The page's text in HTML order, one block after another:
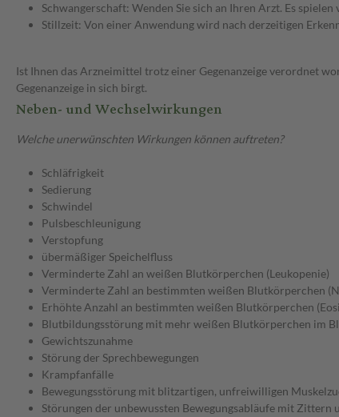
Schwangerschaft: Wenden Sie sich an Ihren Arzt. Es
Stillzeit: Von einer Anwendung wird nach derzeitigen
Ist Ihnen das Arzneimittel trotz einer Gegenanzeige verordnet
Gegenanzeige in sich birgt.
Neben- und Wechselwirkungen
Welche unerwünschten Wirkungen können auftreten?
Schläfrigkeit
Sedierung
Schwindel
Pulsbeschleunigung
Verstopfung
übermäßiger Speichelfluss
Verminderte Zahl an weißen Blutkörperchen (Leukopenie)
Verminderte Zahl an bestimmten weißen Blutkörperchen
Erhöhte Anzahl an bestimmten weißen Blutkörperchen
Blutbildungsstörung mit mehr weißen Blutkörperchen im
Gewichtszunahme
Störung der Sprechbewegungen
Krampfanfälle
Bewegungsstörung mit blitzartigen, unfreiwilligen
Störungen der unbewussten Bewegungsabläufe mit Zittern